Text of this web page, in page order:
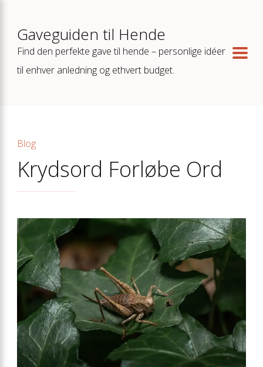
Gaveguiden til Hende
Find den perfekte gave til hende – personlige idéer
til enhver anledning og ethvert budget.
Blog
Krydsord Forløbe Ord